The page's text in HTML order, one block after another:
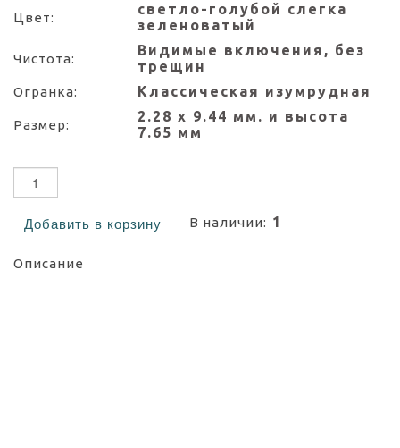
Цвет:
светло-голубой слегка
зеленоватый
Чистота:
Видимые включения, без
трещин
Огранка: Классическая изумрудная
Размер:
2.28 х 9.44 мм. и высота
7.65 мм
Добавить в корзину В наличии: 1
Описание